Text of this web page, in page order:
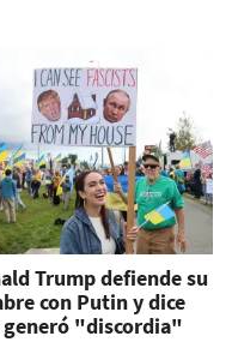
Trump defiende su
con Putin y dice
generó "discordia"